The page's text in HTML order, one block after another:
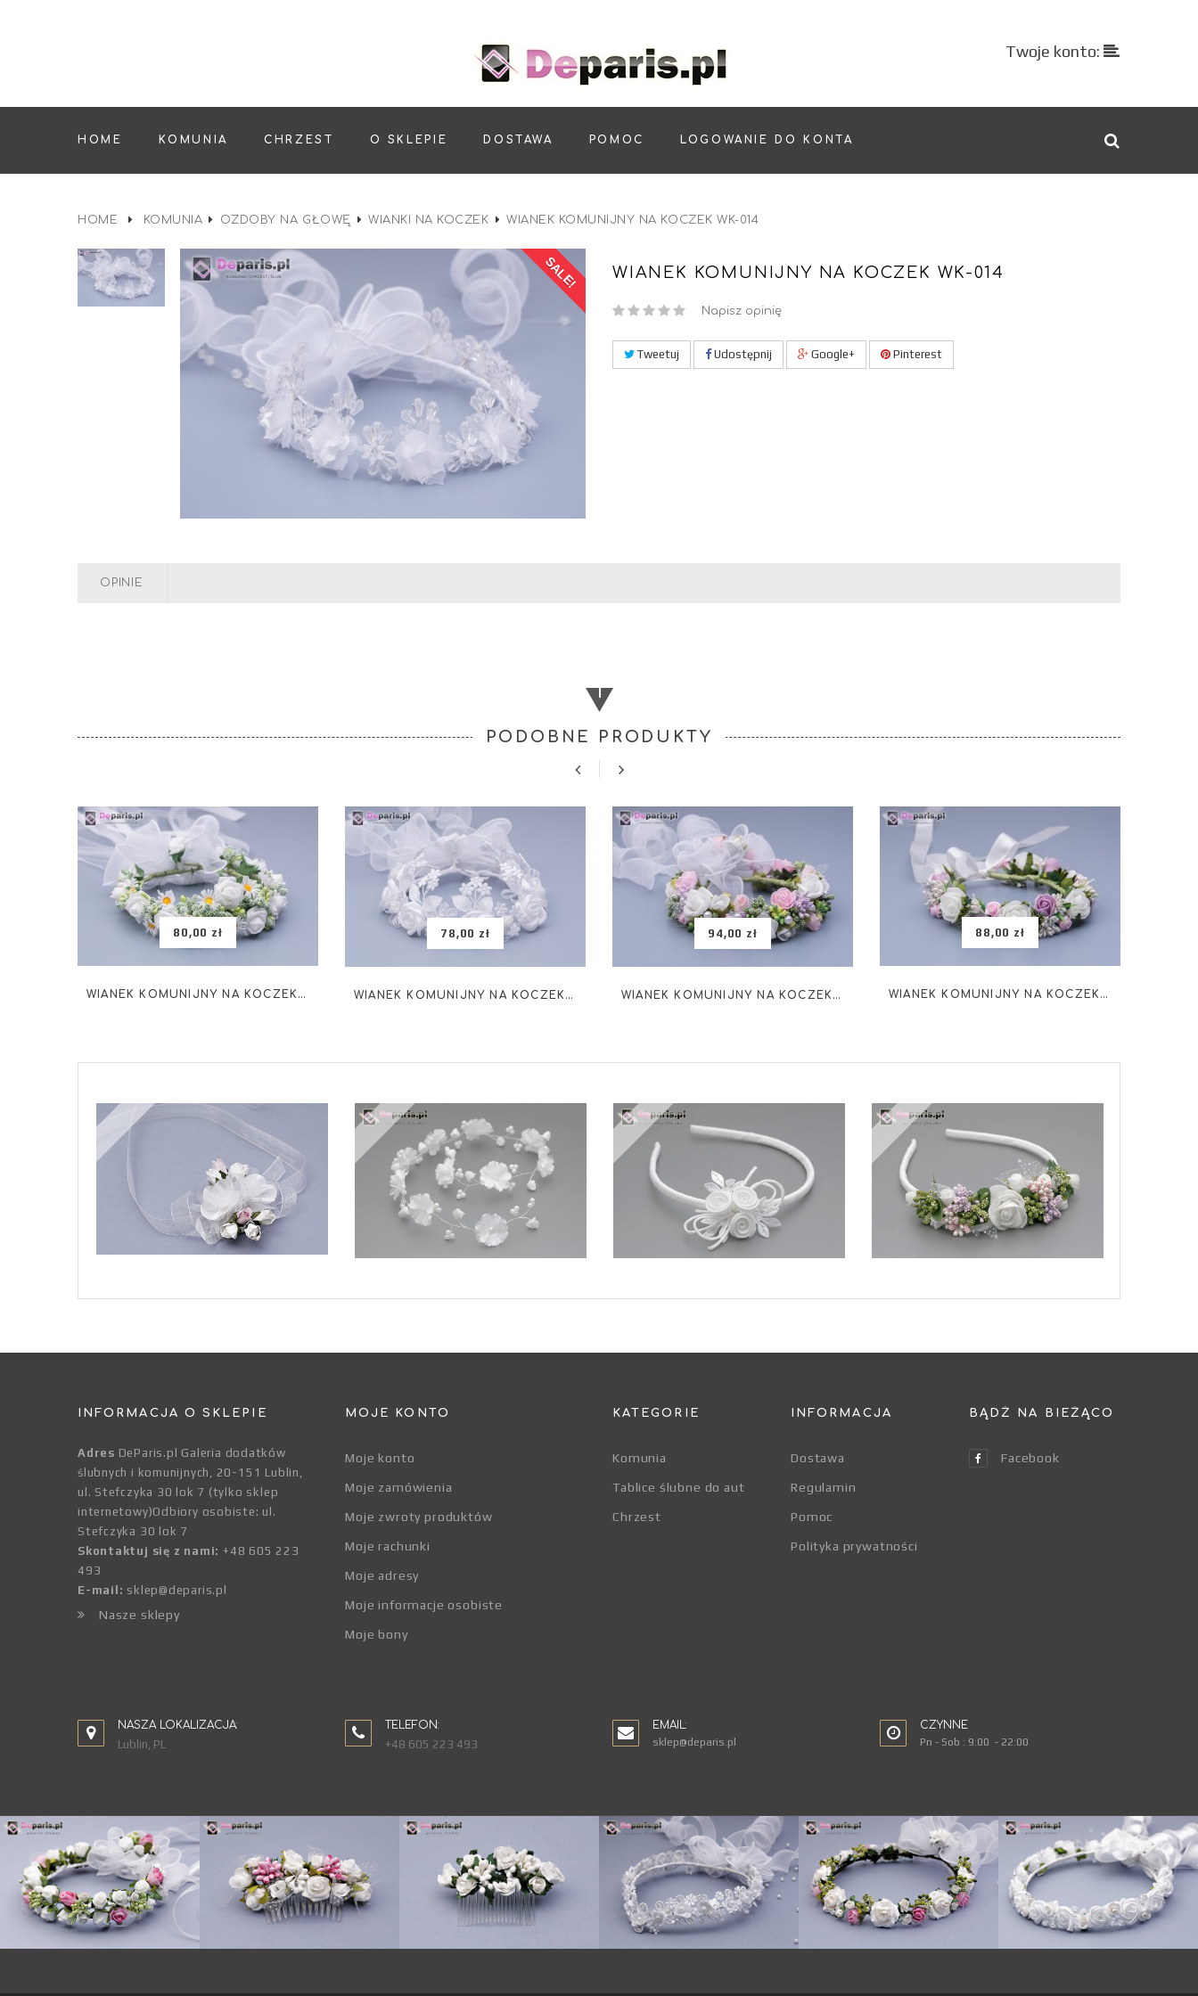
Twoje konto:
HOME KOMUNIA CHRZEST O SKLEPIE DOSTAWA POMOC LOGOWANIE DO KONTA
HOME KOMUNIA OZDOBY NA GŁOWĘ WIANKI NA KOCZEK WIANEK KOMUNIJNY NA KOCZEK WK-014
SALE! WIANEK KOMUNIJNY NA KOCZEK WK-014
Napisz opinię
Tweetuj Udostępnij Google+ Pinterest
OPINIE
PODOBNE PRODUKTY
80,00 zł
WIANEK KOMUNIJNY NA KOCZEK WK-001
78,00 zł
WIANEK KOMUNIJNY NA KOCZEK WK-002
94,00 zł
WIANEK KOMUNIJNY NA KOCZEK WK-003
88,00 zł
WIANEK KOMUNIJNY NA KOCZEK WK-004
INFORMACJA O SKLEPIE
Adres DeParis.pl Galeria dodatków
ślubnych i komunijnych, 20-151 Lublin,
ul. Stefczyka 30 lok 7 (tylko sklep
internetowy)Odbiory osobiste: ul.
Stefczyka 30 lok 7
Skontaktuj się z nami: +48 605 223
493
E-mail: sklep@deparis.pl
Nasze sklepy
MOJE KONTO
Moje konto
Moje zamówienia
Moje zwroty produktów
Moje rachunki
Moje adresy
Moje informacje osobiste
Moje bony
KATEGORIE
Komunia
Tablice ślubne do aut
Chrzest
INFORMACJA
Dostawa
Regulamin
Pomoc
Polityka prywatności
BĄDŹ NA BIEŻĄCO
Facebook
NASZA LOKALIZACJA:
Lublin, PL
TELEFON:
+48 605 223 493
EMAIL:
sklep@deparis.pl
CZYNNE
Pn - Sob : 9:00 - 22:00